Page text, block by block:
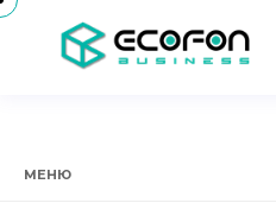
МЕНЮ